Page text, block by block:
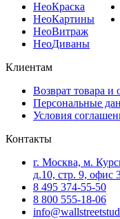
НеоКраска
НеоКартины
НеоВитраж
НеоДиваны
Клиентам
Возврат товара и
Персональные
Условия
Контакты
г. Москва, м.
д.10, стр. 9, офис
8 495 374-55-50
8 800 555-18-06